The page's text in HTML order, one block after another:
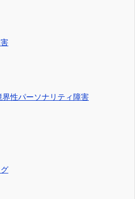
性パーソナリティ障害